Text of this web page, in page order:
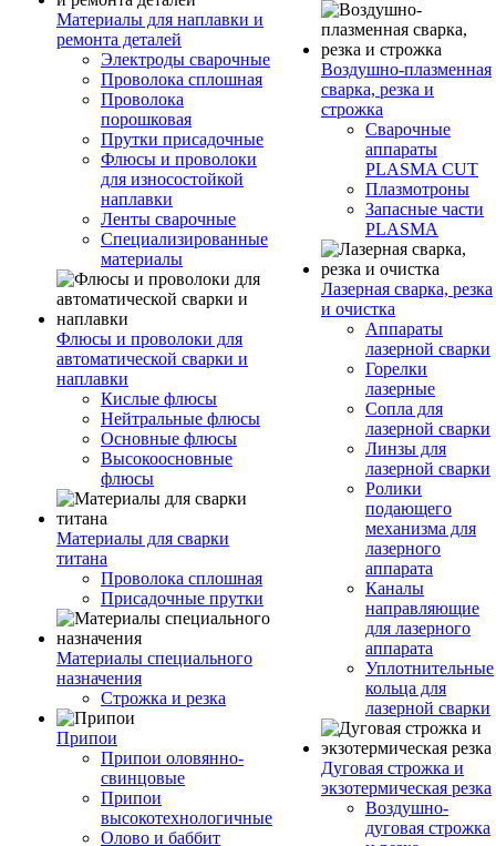
Материалы для наплавки и
ремонта деталей
Электроды сварочные
Проволока сплошная
Проволока
порошковая
Прутки присадочные
Флюсы и проволоки
для износостойкой
наплавки
Ленты сварочные
Специализированные
материалы
Флюсы и проволоки для
автоматической сварки и
наплавки
Кислые флюсы
Нейтральные флюсы
Основные флюсы
Высокоосновные
флюсы
Материалы для сварки
титана
Проволока сплошная
Присадочные прутки
Материалы специального
назначения
Строжка и резка
Припои
Припои оловянно-
свинцовые
Припои
высокотехнологичные
Олово и баббит
Воздушно-плазменная
сварка, резка и
строжка
Сварочные
аппараты
PLASMA CUT
Плазмотроны
Запасные части
PLASMA
Лазерная сварка, резка
и очистка
Аппараты
лазерной сварки
Горелки
лазерные
Сопла для
лазерной сварки
Линзы для
лазерной сварки
Ролики
подающего
механизма для
лазерного
аппарата
Каналы
направляющие
для лазерного
аппарата
Уплотнительные
кольца для
лазерной сварки
Дуговая строжка и
экзотермическая резка
Воздушно-
дуговая строжка